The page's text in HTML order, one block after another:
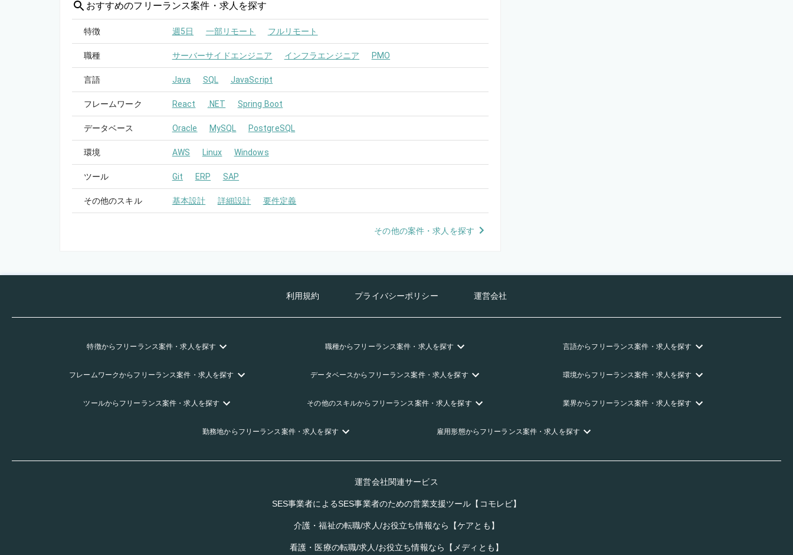
おすすめのフリーランス案件・求人を探す
特徴 週5日 一部リモート フルリモート
職種 サーバーサイドエンジニア インフラエンジニア PMO
言語 Java SQL JavaScript
フレームワーク React .NET Spring Boot
データベース Oracle MySQL PostgreSQL
環境 AWS Linux Windows
ツール Git ERP SAP
その他のスキル 基本設計 詳細設計 要件定義
その他の案件・求人を探す
利用規約 プライバシーポリシー 運営会社
特徴からフリーランス案件・求人を探す 職種からフリーランス案件・求人を探す 言語からフリーランス案件・求人を探す
フレームワークからフリーランス案件・求人を探す データベースからフリーランス案件・求人を探す 環境からフリーランス案件・求人を探す
ツールからフリーランス案件・求人を探す その他のスキルからフリーランス案件・求人を探す 業界からフリーランス案件・求人を探す
勤務地からフリーランス案件・求人を探す 雇用形態からフリーランス案件・求人を探す
運営会社関連サービス
SES事業者によるSES事業者のための営業支援ツール【コモレビ】
介護・福祉の転職/求人/お役立ち情報なら【ケアとも】
看護・医療の転職/求人/お役立ち情報なら【メディとも】